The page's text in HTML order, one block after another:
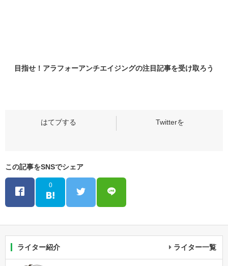
目指せ！アラフォーアンチエイジングの注目記事を受け取ろう
この記事をSNSでシェア
0
ライター紹介 ライター一覧